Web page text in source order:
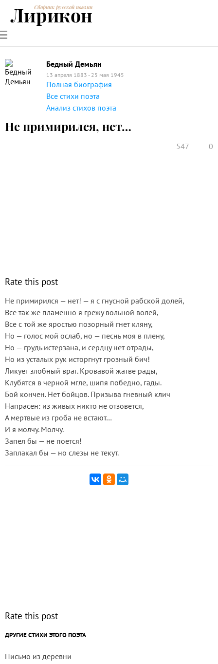
РУССКИЕ
ПОЭТЫ
СОВРЕМЕННИКИЭНЦИКЛОПЕДИЯ
ПОЭЗИИ
Сборник русской поэзии
Лирикон
Бедный Демьян
13 апреля 1883 - 25 мая 1945
Полная биография
Все стихи поэта
Анализ стихов поэта
Не примирился, нет…
547 0
Rate this post
Не примирился — нет! — я с гнусной рабской долей,
Все так же пламенно я грежу вольной волей,
Все с той же яростью позорный гнет кляну,
Но — голос мой ослаб, но — песнь моя в плену,
Но — грудь истерзана, и сердцу нет отрады,
Но из усталых рук исторгнут грозный бич!
Ликует злобный враг. Кровавой жатве рады,
Клубятся в черной мгле, шипя победно, гады.
Бой кончен. Нет бойцов. Призыва гневный клич
Напрасен: из живых никто не отзовется,
А мертвые из гроба не встают…
И я молчу. Молчу.
Запел бы — не поется!
Заплакал бы — но слезы не текут.
Rate this post
ДРУГИЕ СТИХИ ЭТОГО ПОЭТА
Письмо из деревни